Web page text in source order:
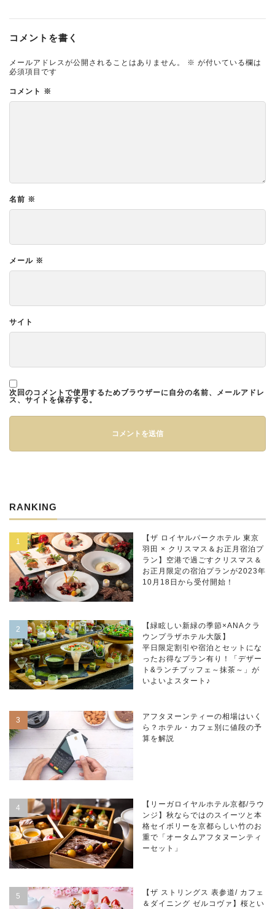
コメントを書く
メールアドレスが公開されることはありません。 ※ が付いている欄は
必須項目です
コメント ※
名前 ※
メール ※
サイト
次回のコメントで使用するためブラウザーに自分の名前、メールアドレ
ス、サイトを保存する。
RANKING
【ザ ロイヤルパークホテル 東京
羽田 × クリスマス＆お正月宿泊プ
ラン】空港で過ごすクリスマス＆
お正月限定の宿泊プランが2023年
10月18日から受付開始！
【緑眩しい新緑の季節×ANAクラ
ウンプラザホテル大阪】
平日限定割引や宿泊とセットにな
ったお得なプラン有り！「デザー
ト&ランチブッフェ～抹茶～」が
いよいよスタート♪
アフタヌーンティーの相場はいく
ら？ホテル・カフェ別に値段の予
算を解説
【リーガロイヤルホテル京都/ラウ
ンジ】秋ならではのスイーツと本
格セイボリーを京都らしい竹のお
重で「オータムアフタヌーンティ
ーセット」
【ザ ストリングス 表参道/ カフェ
＆ダイニング ゼルコヴァ】桜とい